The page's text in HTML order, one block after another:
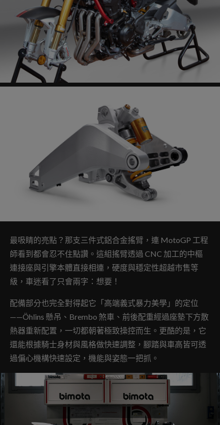
最吸睛的亮點？那支三件式鋁合金搖臂，連 MotoGP 工程
師看到都會忍不住點讚。這組搖臂透過 CNC 加工的中樞
連接座與引擎本體直接相連，硬度與穩定性超越市售等
級，車迷看了只會兩字：想要！
配備部分也完全對得起它「高端義式暴力美學」的定位
——Öhlins 懸吊、Brembo 煞車、前後配重經過座墊下方散
熱器重新配置，一切都朝著極致操控而生。更酷的是，它
還能根據騎士身材與風格做快速調整，腳踏與車高皆可透
過偏心機構快速設定，機能與姿態一把抓。